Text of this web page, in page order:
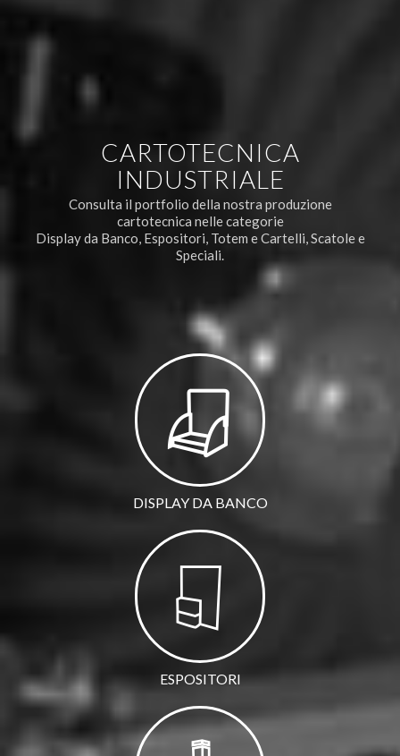
CARTOTECNICA
INDUSTRIALE
Consulta il portfolio della nostra produzione
cartotecnica nelle categorie
Display da Banco, Espositori, Totem e Cartelli, Scatole e
Speciali.
DISPLAY DA BANCO
ESPOSITORI